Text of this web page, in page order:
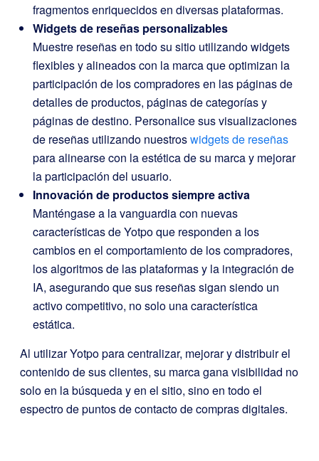
fragmentos enriquecidos en diversas plataformas.
Widgets de reseñas personalizables
Muestre reseñas en todo su sitio utilizando widgets
flexibles y alineados con la marca que optimizan la
participación de los compradores en las páginas de
detalles de productos, páginas de categorías y
páginas de destino. Personalice sus visualizaciones
de reseñas utilizando nuestroswidgets de reseñas
para alinearse con la estética de su marca y mejorar
la participación del usuario.
Innovación de productos siempre activa
Manténgase a la vanguardia con nuevas
características de Yotpo que responden a los
cambios en el comportamiento de los compradores,
los algoritmos de las plataformas y la integración de
IA, asegurando que sus reseñas sigan siendo un
activo competitivo, no solo una característica
estática.
Al utilizar Yotpo para centralizar, mejorar y distribuir el
contenido de sus clientes, su marca gana visibilidad no
solo en la búsqueda y en el sitio, sino en todo el
espectro de puntos de contacto de compras digitales.